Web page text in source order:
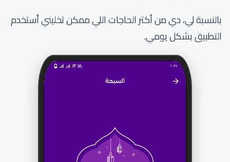
بالنسبة لي، دي من أكتر الحاجات اللي ممكن تخليني أستخدم
التطبيق بشكل يومي.